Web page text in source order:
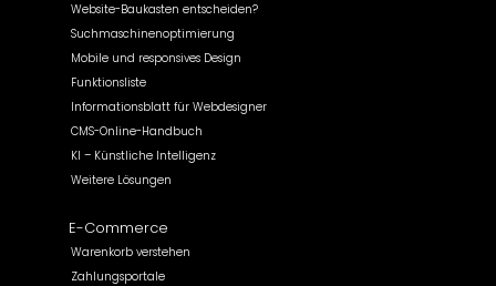
Website-Baukasten entscheiden?
Suchmaschinenoptimierung
Mobile und responsives Design
Funktionsliste
Informationsblatt für Webdesigner
CMS-Online-Handbuch
KI – Künstliche Intelligenz
Weitere Lösungen
E-Commerce
Warenkorb verstehen
Zahlungsportale